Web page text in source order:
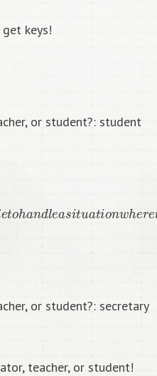
keys!
or student?: student
an ea ua nw re
or student?: secretary
teacher, or student!